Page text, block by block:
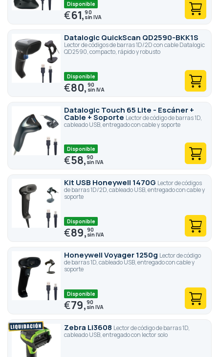
Disponible
€61,90
Datalogic QuickScan QD2590-BKK1S
Lector de códigos de barras 1D/2D con cable Datalogic
QD2590, compacto, rápido y robusto
Disponible
€80,90
Datalogic Touch 65 Lite - Escáner +
Cable + Soporte Lector de código de barras 1D,
cableado USB, entregado con cable y soporte
Disponible
€58,90
Kit USB Honeywell 1470G Lector de códigos
de barras 1D/2D, cableado USB, entregado con cable y
soporte
Disponible
€89,90
Honeywell Voyager 1250g Lector de código
de barras 1D, cableado USB, entregado con cable y
soporte
Disponible
€79,90
Zebra Li3608 Lector de código de barras 1D,
cableado USB, entregado con lector solo